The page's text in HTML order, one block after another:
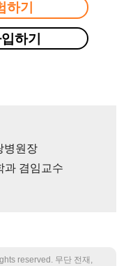
하기
하기
병원장
과 겸임교수
reserved. 무단 전재,